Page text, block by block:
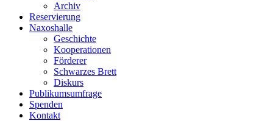
Archiv
Reservierung
Naxoshalle
Geschichte
Kooperationen
Förderer
Schwarzes Brett
Diskurs
Publikumsumfrage
Spenden
Kontakt